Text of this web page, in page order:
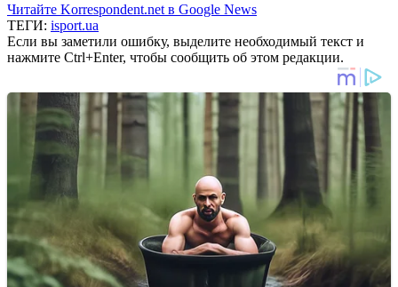
Читайте Korrespondent.net в Google News
ТЕГИ: isport.ua
Если вы заметили ошибку, выделите необходимый текст и
нажмите Ctrl+Enter, чтобы сообщить об этом редакции.